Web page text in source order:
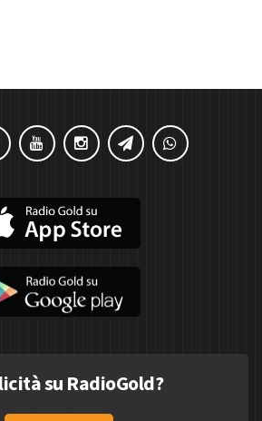
su RadioGold?